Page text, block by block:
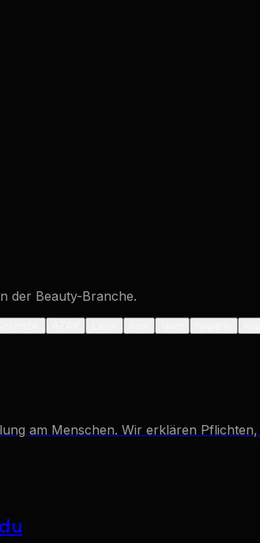
der Beauty-Branche.
am Menschen. Wir erklären